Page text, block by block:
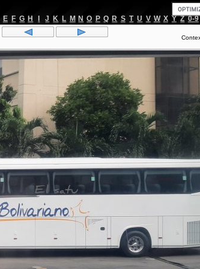
E F G H J K L M N O P Q R S T U V W X Y Z 0-9